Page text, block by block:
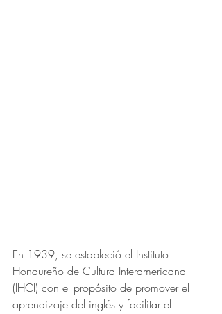
En 1939, se estableció el Instituto
Hondureño de Cultura Interamericana
(IHCI) con el propósito de promover el
aprendizaje del inglés y facilitar el